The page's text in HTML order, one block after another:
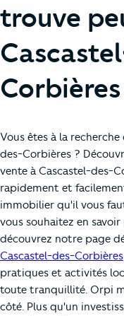
trouve
Corbières
Vous êtes à la
des-Corbières ?
vente à Cascastel-des-
rapidement et
immobilier qu'il vous
vous souhaitez en
découvrez notre page
Cascastel-des-Corbières
pratiques et activités
toute tranquillité. Orpi
côté. Plus qu'un